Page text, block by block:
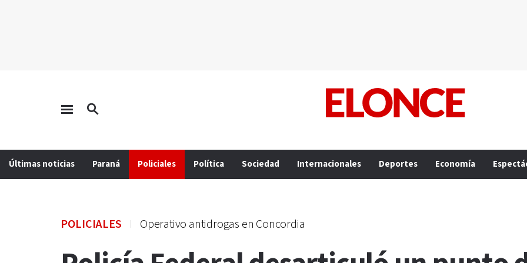
Últimas noticias Paraná Policiales Política Sociedad Internacionales Deportes Economía
POLICIALES Operativo antidrogas en Concordia